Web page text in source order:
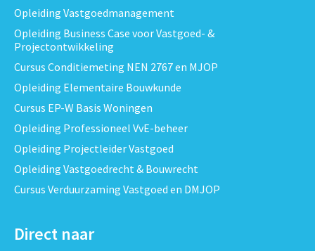
Opleiding Vastgoedmanagement
Opleiding Business Case voor Vastgoed- &
Projectontwikkeling
Cursus Conditiemeting NEN 2767 en MJOP
Opleiding Elementaire Bouwkunde
Cursus EP-W Basis Woningen
Opleiding Professioneel VvE-beheer
Opleiding Projectleider Vastgoed
Opleiding Vastgoedrecht & Bouwrecht
Cursus Verduurzaming Vastgoed en DMJOP
Direct naar